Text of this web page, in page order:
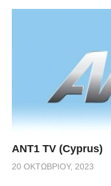
ANT1 TV (Cyprus)
20 ΟΚΤΩΒΡΊΟΥ, 2023